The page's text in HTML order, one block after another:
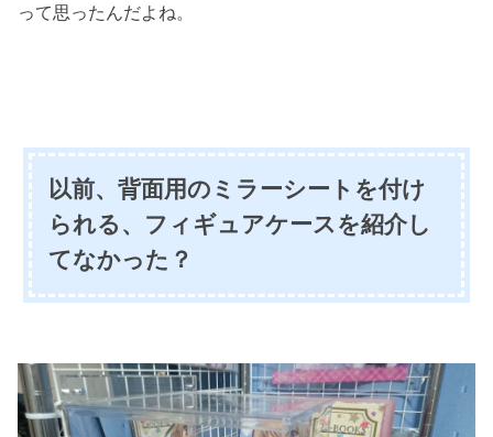
って思ったんだよね。
以前、背面用のミラーシートを付け
られる、フィギュアケースを紹介し
てなかった？